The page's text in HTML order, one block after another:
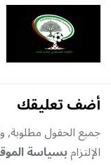
أضف تعليقك
جميع الحقول مطلوبة,
الإلتزامبسياسة